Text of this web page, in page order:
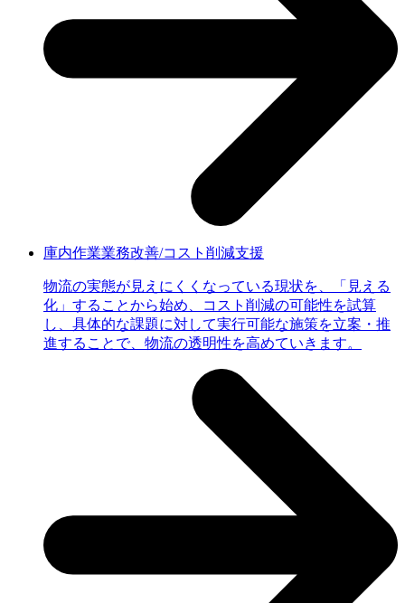
庫内作業業務改善/コスト削減支援
物流の実態が見えにくくなっている現状を、「見える
化」することから始め、コスト削減の可能性を試算
し、具体的な課題に対して実行可能な施策を立案・推
進することで、物流の透明性を高めていきます。